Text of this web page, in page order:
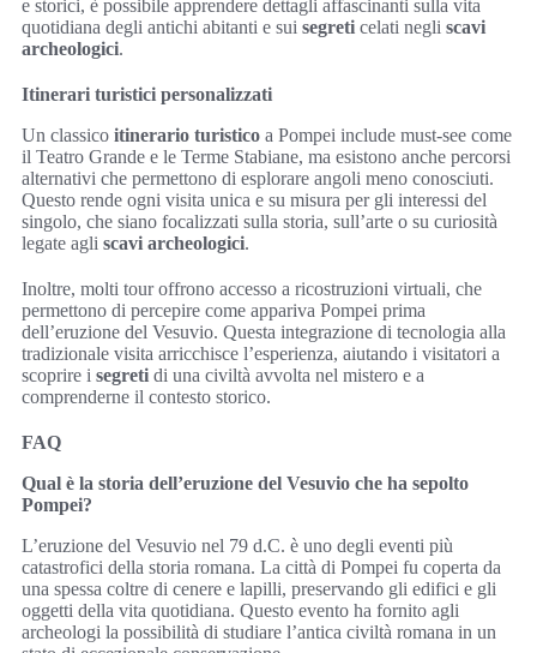
e storici, è possibile apprendere dettagli affascinanti sulla vita
quotidiana degli antichi abitanti e sui segreti celati negli scavi
archeologici.
Itinerari turistici personalizzati
Un classico itinerario turistico a Pompei include must-see come
il Teatro Grande e le Terme Stabiane, ma esistono anche percorsi
alternativi che permettono di esplorare angoli meno conosciuti.
Questo rende ogni visita unica e su misura per gli interessi del
singolo, che siano focalizzati sulla storia, sull’arte o su curiosità
legate agli scavi archeologici.
Inoltre, molti tour offrono accesso a ricostruzioni virtuali, che
permettono di percepire come appariva Pompei prima
dell’eruzione del Vesuvio. Questa integrazione di tecnologia alla
tradizionale visita arricchisce l’esperienza, aiutando i visitatori a
scoprire i segreti di una civiltà avvolta nel mistero e a
comprenderne il contesto storico.
FAQ
Qual è la storia dell’eruzione del Vesuvio che ha sepolto
Pompei?
L’eruzione del Vesuvio nel 79 d.C. è uno degli eventi più
catastrofici della storia romana. La città di Pompei fu coperta da
una spessa coltre di cenere e lapilli, preservando gli edifici e gli
oggetti della vita quotidiana. Questo evento ha fornito agli
archeologi la possibilità di studiare l’antica civiltà romana in un